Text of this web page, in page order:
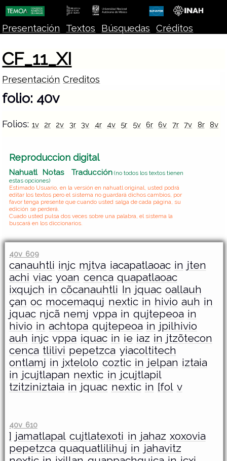
Presentación Textos Búsquedas Créditos
CF_11_XI
Presentación Creditos
folio: 40v
Folios: 1v 2r 2v 3r 3v 4r 4v 5r 5v 6r 6v 7r 7v 8r 8v
Reproduccion digital
Nahuatl Notas Traducción(no todos los textos tienen
estas opciones)
Estimado Usuario, en la versión en nahuatl original, usted podrá
editar los textos pero el sistema no guardará dichos cambios, por
favor tenga presente que cuando usted salga de cada página, su
edición se perderá.
Cuado usted pulsa dos veces sobre una palabra, el sistema la
buscará en los diccionarios.
40v 609
canauhtli injc mjtva iacapatlaoac in jten
achi viac yoan cenca quapatlaoac
ixqujch in cõcanauhtli In jquac oallauh
çan oc mocemaquj nextic in hivio auh in
jquac njcã nemj vppa in qujtepeoa in
hivio in achtopa qujtepeoa in jpilhivio
auh injc vppa iquac in ie iaz in jtzõtecon
cenca tlilivi pepetzca yiacoltitech
ontlamj in jxtelolo coztic in jelpan iztaia
in jcujtlapan nextic in jcujtlapil
tzitziniztaia in jquac nextic in [fol v
40v 610
] jamatlapal cujtlatexoti in jahaz xoxovia
pepetzca quaquatlilihuj in jahavitz